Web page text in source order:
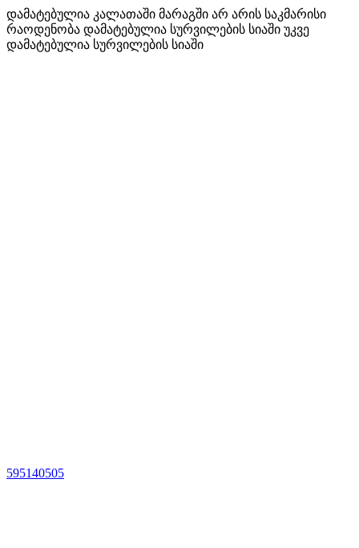
დამატებულია კალათაში მარაგში არ არის საკმარისი
რაოდენობა დამატებულია სურვილების სიაში უკვე
დამატებულია სურვილების სიაში
595140505